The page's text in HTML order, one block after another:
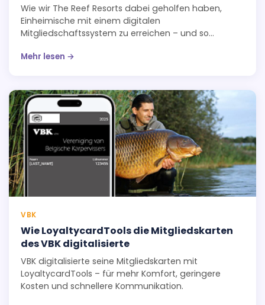
Wie wir The Reef Resorts dabei geholfen haben,
Einheimische mit einem digitalen
Mitgliedschaftssystem zu erreichen – und so
Bindung und nachhaltige Loyalität gefördert haben.
Mehr lesen →
VBK
Wie LoyaltycardTools die Mitgliedskarten
des VBK digitalisierte
VBK digitalisierte seine Mitgliedskarten mit
LoyaltycardTools – für mehr Komfort, geringere
Kosten und schnellere Kommunikation.